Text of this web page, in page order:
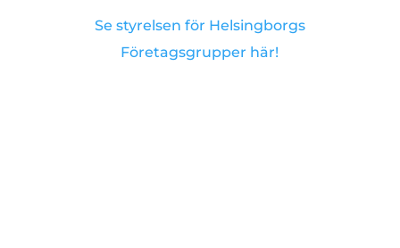
Se styrelsen för Helsingborgs
Företagsgrupper här!